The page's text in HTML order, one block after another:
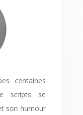
centaines
scripts se
son humour